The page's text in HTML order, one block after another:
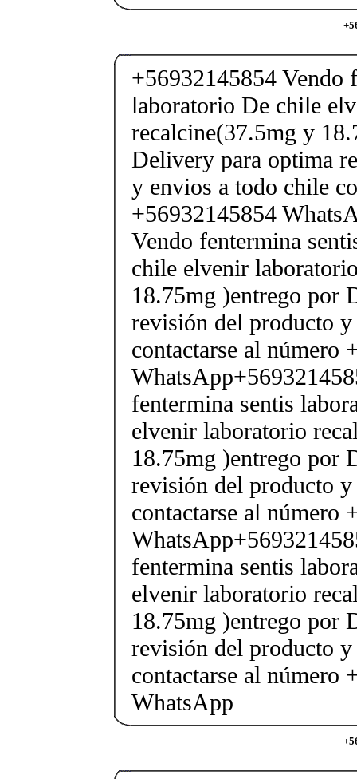
+56932145854 Vendo
laboratorio De chile
recalcine(37.5mg y
Delivery para optima
y envios a todo chile
+56932145854
Vendo fentermina
chile elvenir
18.75mg )entrego por
revisión del producto
contactarse al número
fentermina sentis
elvenir laboratorio
18.75mg )entrego por
revisión del producto
contactarse al número
fentermina sentis
elvenir laboratorio
18.75mg )entrego por
revisión del producto
contactarse al número
WhatsApp